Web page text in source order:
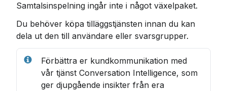
Samtalsinspelning ingår inte i något växelpaket.
Du behöver köpa tilläggstjänsten innan du kan
dela ut den till användare eller svarsgrupper.
Förbättra er kundkommunikation med
vår tjänst Conversation Intelligence, som
ger djupgående insikter från era